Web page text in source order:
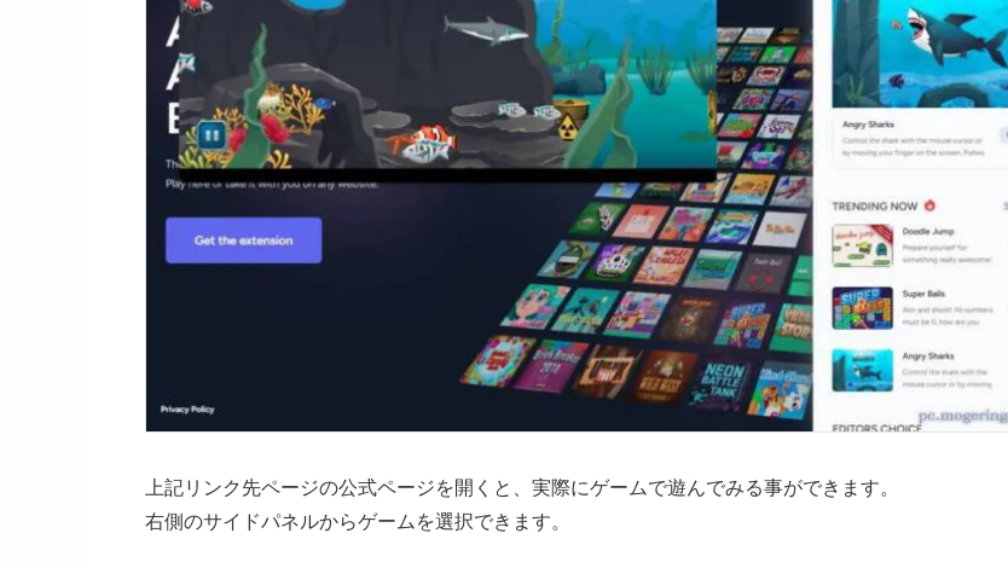
上記リンク先ページの公式ページを開くと、実際にゲームで遊んでみる事ができます。
右側のサイドパネルからゲームを選択できます。